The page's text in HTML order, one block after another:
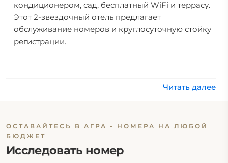
кондиционером, сад, бесплатный WiFi и террасу.
Этот 2-звездочный отель предлагает
обслуживание номеров и круглосуточную стойку
регистрации.
Читать далее
ОСТАВАЙТЕСЬ В АГРА - НОМЕРА НА ЛЮБОЙ
БЮДЖЕТ
Исследовать номер